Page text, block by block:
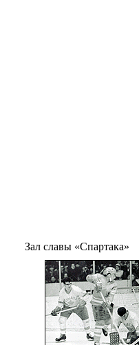
Зал славы «Спартака»